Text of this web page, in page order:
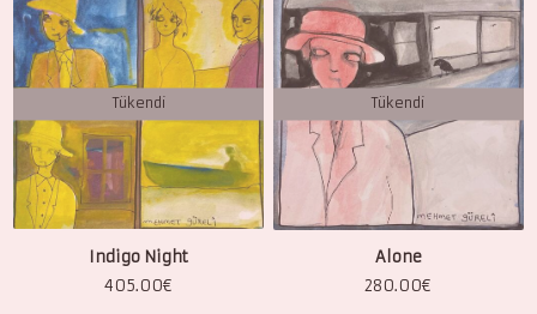
Tükendi
Indigo Night
405.00€
Tükendi
Alone
280.00€